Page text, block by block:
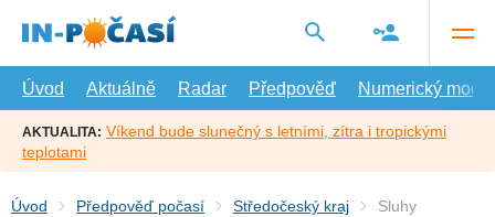
hlavní
Úvod
Aktuálně Radar Předpověď Numerický model
AKTUALITA: Víkend bude slunečný s letními, zítra i tropickými
teplotami
Úvod Předpověď počasí Středočeský kraj Sluhy